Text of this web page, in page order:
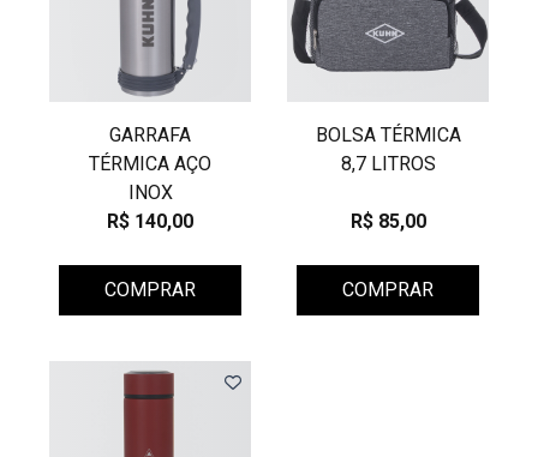
GARRAFA
TÉRMICA AÇO
INOX
R$ 140,00
COMPRAR
BOLSA TÉRMICA
8,7 LITROS
R$ 85,00
COMPRAR